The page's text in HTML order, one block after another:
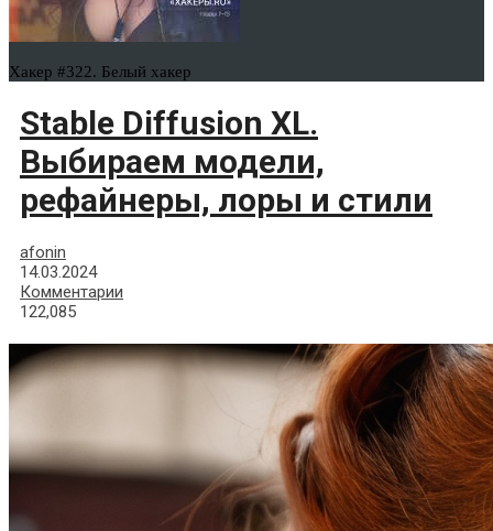
Хакер #322. Белый хакер
Stable Diffusion XL.
Выбираем модели,
рефайнеры, лоры и стили
afonin
14.03.2024
Комментарии
122,085